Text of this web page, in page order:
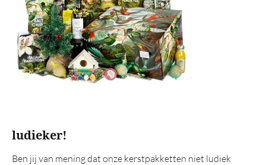
ludieker!
Ben jij van mening dat onze kerstpakketten niet ludiek